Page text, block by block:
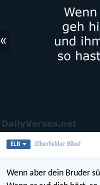
«
ELB Elberfelder Bibel
Wenn aber dein Bruder